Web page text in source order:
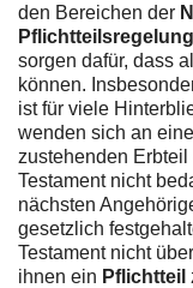
den Bereichen der
sorgen dafür, dass
können.
ist für viele
wenden sich an
zustehenden
Testament nicht
nächsten
gesetzlich
Testament nicht
ihnen ein Pflichtteil